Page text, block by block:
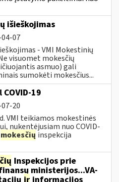
išieškojimas
07
- VMI Mokestinių
visuomet mokesčių
asmuo) gali
sumokėti mokesčius...
19
20
VMI teikiamos mokestinės
nukentėjusiam nuo COVID-
mokesčių inspekcija
Inspekcijos prie
ministerijos...VA-
ir informacijos